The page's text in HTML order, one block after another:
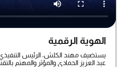
الهوية الرقمية
يستضيف مهند الكلش، الرئيس
عبد العزيز الحمادي والمؤثر والمهتم